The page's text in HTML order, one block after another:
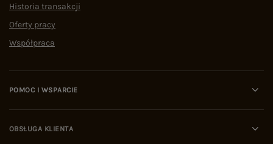
Historia transakcji
Oferty pracy
Współpraca
POMOC I WSPARCIE
OBSŁUGA KLIENTA